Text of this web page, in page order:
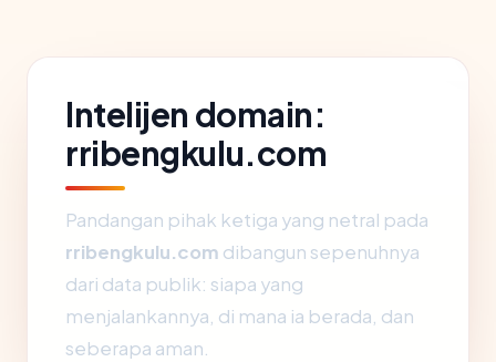
Intelijen domain:
rribengkulu.com
Pandangan pihak ketiga yang netral pada
rribengkulu.com dibangun sepenuhnya
dari data publik: siapa yang
menjalankannya, di mana ia berada, dan
seberapa aman.